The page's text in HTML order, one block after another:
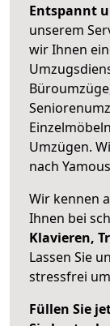
Entspannt
unserem
wir Ihnen
Umzügen.
nach
Wir kennen
Ihnen bei
Klavieren,
Lassen Sie
stressfrei
Füllen Sie